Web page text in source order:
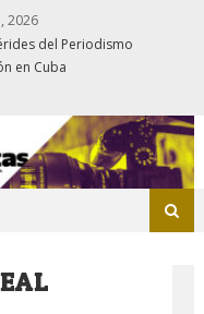
2026
del Periodismo
en Cuba